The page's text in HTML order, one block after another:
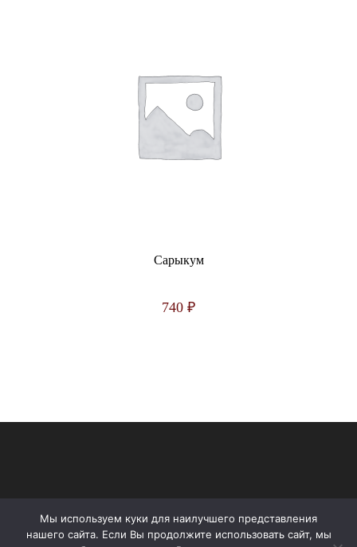
Сарыкум
740 ₽
Мы используем куки для наилучшего представления
нашего сайта. Если Вы продолжите использовать сайт, мы